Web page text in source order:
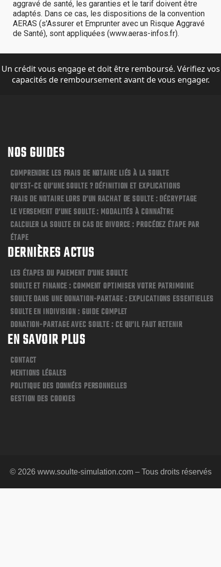
Un crédit vous engage et doit être remboursé. Vérifiez vos
capacités de remboursement avant de vous engager.
NOS GUIDES
COMPRENDRE LES FRAIS DE NOTAIRE LIÉS À LA SOULTE
QU’EST-CE QU’UNE SOULTE ? DÉFINITION ET EXPLICATIONS
FRAIS DE NOTAIRE LORS D’UN RACHAT DE SOULTE : DÉCRYPTAGE
LE VERSEMENT D’UNE SOULTE : MODALITÉS À CONNAÎTRE
CALCULER LA SOULTE EN CAS DE DIVORCE : PROCÉDEZ ÉTAPE PAR
ÉTAPE
DERNIÈRES ACTUS
LES ÉTAPES DU PAIEMENT D’UNE SOULTE
SOULTE ET FINANCE : COMMENT OPTIMISER VOTRE PATRIMOINE
SOULTE DANS UNE DONATION-PARTAGE : EXPLICATIONS ESSENTIELLES
SOULTE EN INDIVISION : GUIDE COMPLET
DONATION-PARTAGE AVEC SOULTE : CE QU’IL FAUT RETENIR
EN SAVOIR PLUS
CONTACT
MENTIONS LÉGALES
POLITIQUE DES DONNÉES PERSONNELLES
GESTION DES COOKIES
© 2026 www.soulte-simulation.com – Tous droits réservés